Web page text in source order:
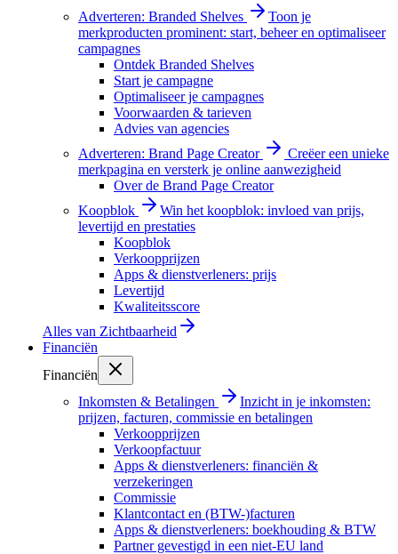
Adverteren: Branded Shelves
Toon je
merkproducten prominent: start, beheer en optimaliseer
campagnes
Ontdek Branded Shelves
Start je campagne
Optimaliseer je campagnes
Voorwaarden & tarieven
Advies van agencies
Adverteren: Brand Page Creator
Creëer een unieke
merkpagina en versterk je online aanwezigheid
Over de Brand Page Creator
Koopblok
Win het koopblok: invloed van prijs,
levertijd en prestaties
Koopblok
Verkoopprijzen
Apps & dienstverleners: prijs
Levertijd
Kwaliteitsscore
Alles van Zichtbaarheid
Financiën
Financiën
Inkomsten & Betalingen
Inzicht in je inkomsten:
prijzen, facturen, commissie en betalingen
Verkoopprijzen
Verkoopfactuur
Apps & dienstverleners: financiën &
verzekeringen
Commissie
Klantcontact en (BTW-)facturen
Apps & dienstverleners: boekhouding & BTW
Partner gevestigd in een niet-EU land